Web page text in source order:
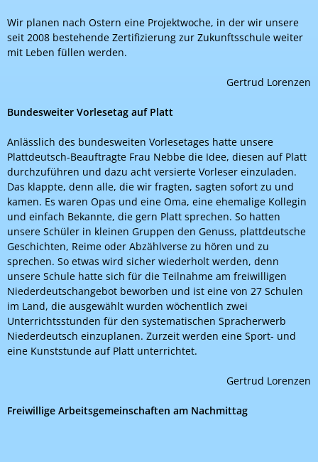
Wir planen nach Ostern eine Projektwoche, in der wir unsere
seit 2008 bestehende Zertifizierung zur Zukunftsschule weiter
mit Leben füllen werden.
Gertrud Lorenzen
Bundesweiter Vorlesetag auf Platt
Anlässlich des bundesweiten Vorlesetages hatte unsere
Plattdeutsch-Beauftragte Frau Nebbe die Idee, diesen auf Platt
durchzuführen und dazu acht versierte Vorleser einzuladen.
Das klappte, denn alle, die wir fragten, sagten sofort zu und
kamen. Es waren Opas und eine Oma, eine ehemalige Kollegin
und einfach Bekannte, die gern Platt sprechen. So hatten
unsere Schüler in kleinen Gruppen den Genuss, plattdeutsche
Geschichten, Reime oder Abzählverse zu hören und zu
sprechen. So etwas wird sicher wiederholt werden, denn
unsere Schule hatte sich für die Teilnahme am freiwilligen
Niederdeutschangebot beworben und ist eine von 27 Schulen
im Land, die ausgewählt wurden wöchentlich zwei
Unterrichtsstunden für den systematischen Spracherwerb
Niederdeutsch einzuplanen. Zurzeit werden eine Sport- und
eine Kunststunde auf Platt unterrichtet.
Gertrud Lorenzen
Freiwillige Arbeitsgemeinschaften am Nachmittag